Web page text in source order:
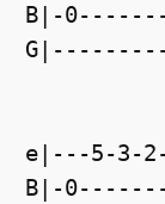
B|-
e|---5-3-
B|-